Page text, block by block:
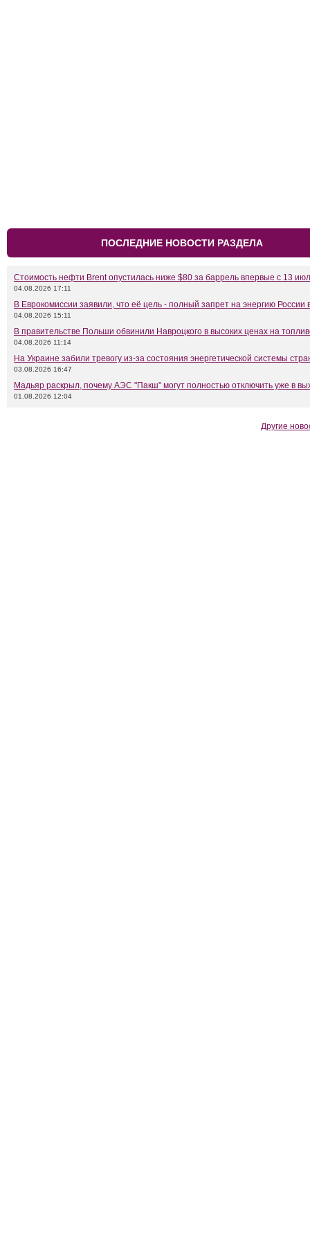
ПОСЛЕДНИЕ НОВОСТИ РАЗДЕЛА
Стоимость нефти Brent опустилась ниже $80 за баррель впервые с 13
04.08.2026 17:11
В Еврокомиссии заявили, что её цель - полный запрет на энергию России
04.08.2026 15:11
В правительстве Польши обвинили Навроцкого в высоких ценах на
04.08.2026 11:14
На Украине забили тревогу из-за состояния энергетической системы
03.08.2026 16:47
Мадьяр раскрыл, почему АЭС "Пакш" могут полностью отключить уже в
01.08.2026 12:04
Другие